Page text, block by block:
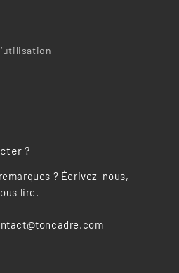
?
? Écrivez-nous,
lire.